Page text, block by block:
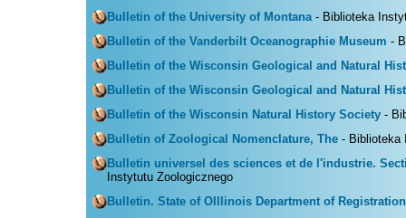
Bulletin of the University of Montana- Biblioteka
Bulletin of the Vanderbilt Oceanographie Museum -
Bulletin of the Wisconsin Geological and Natural
Bulletin of the Wisconsin Geological and Natural
Bulletin of the Wisconsin Natural History Society -
Bulletin of Zoological Nomenclature, The - Biblioteka
Bulletin universel des sciences et de l'industrie.
Instytutu Zoologicznego
Bulletin. State of OIllinois Department of